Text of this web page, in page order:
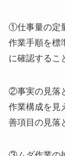
①仕事量の定
作業手順を標
に確認するこ
②事実の見落
作業構成を見
善項目の見落